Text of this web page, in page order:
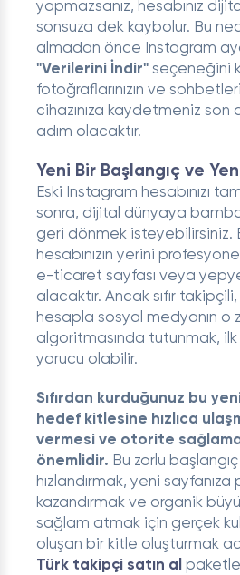
yapmazsanız, hesabınız
sonsuza dek kaybolur. Bu
almadan önce Instagram
"Verilerini İndir" seçeneğini
fotoğraflarınızın ve
cihazınıza kaydetmeniz son
adım olacaktır.
Yeni Bir Başlangıç ve
Eski Instagram hesabınızı
sonra, dijital dünyaya
geri dönmek isteyebilirsiniz.
hesabınızın yerini
e-ticaret sayfası veya
alacaktır. Ancak sıfır
hesapla sosyal medyanın o
algoritmasında tutunmak,
yorucu olabilir.
Sıfırdan kurduğunuz bu
hedef kitlesine hızlıca
vermesi ve otorite
önemlidir. Bu zorlu
hızlandırmak, yeni sayfanıza
kazandırmak ve organik
sağlam atmak için gerçek
oluşan bir kitle oluşturmak
Türk takipçi satın al